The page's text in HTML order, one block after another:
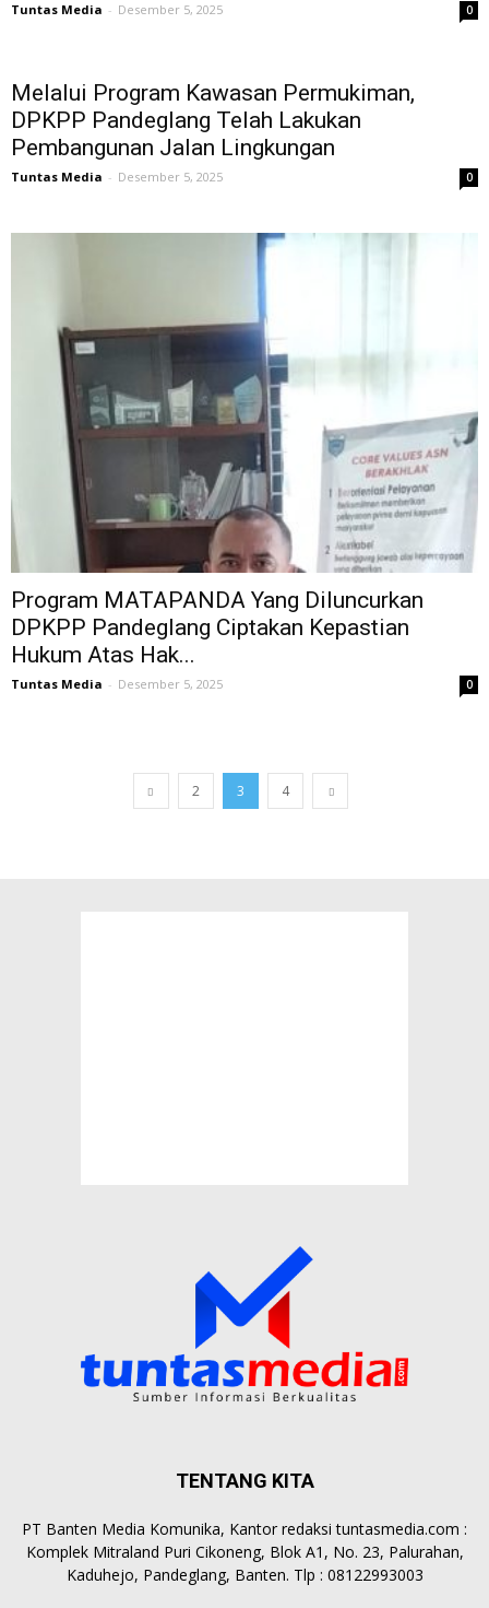
Tuntas Media - Desember 5, 2025 0
Melalui Program Kawasan Permukiman,
DPKPP Pandeglang Telah Lakukan
Pembangunan Jalan Lingkungan
Tuntas Media - Desember 5, 2025 0
Program MATAPANDA Yang Diluncurkan
DPKPP Pandeglang Ciptakan Kepastian
Hukum Atas Hak...
Tuntas Media - Desember 5, 2025 0
2 3 4
TENTANG KITA
PT Banten Media Komunika, Kantor redaksi tuntasmedia.com :
Komplek Mitraland Puri Cikoneng, Blok A1, No. 23, Palurahan,
Kaduhejo, Pandeglang, Banten. Tlp : 08122993003